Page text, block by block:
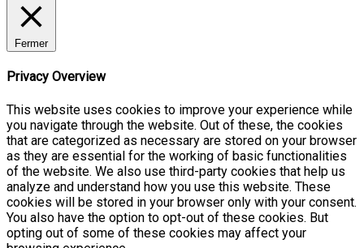
Fermer
Privacy Overview
This website uses cookies to improve your experience while
you navigate through the website. Out of these, the cookies
that are categorized as necessary are stored on your browser
as they are essential for the working of basic functionalities
of the website. We also use third-party cookies that help us
analyze and understand how you use this website. These
cookies will be stored in your browser only with your consent.
You also have the option to opt-out of these cookies. But
opting out of some of these cookies may affect your